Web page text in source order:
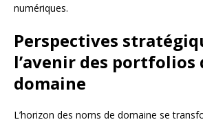
numériques.
Perspectives
l’avenir des portfolios
domaine
L’horizon des noms de domaine se